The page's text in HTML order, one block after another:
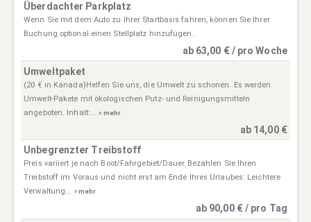
Überdachter Parkplatz
Wenn Sie mit dem Auto zu Ihrer Startbasis fahren, können Sie Ihrer
Buchung optional einen Stellplatz hinzufügen.
ab 63,00 € / pro Woche
Umweltpaket
(20 € in Kanada)Helfen Sie uns, die Umwelt zu schonen. Es werden
Umwelt-Pakete mit ökologischen Putz- und Reinigungsmitteln
angeboten. Inhalt:...» mehr
ab 14,00 €
Unbegrenzter Treibstoff
Preis variiert je nach Boot/Fahrgebiet/Dauer Bezahlen Sie Ihren
Treibstoff im Voraus und nicht erst am Ende Ihres Urlaubes: Leichtere
Verwaltung... » mehr
ab 90,00 € / pro Tag